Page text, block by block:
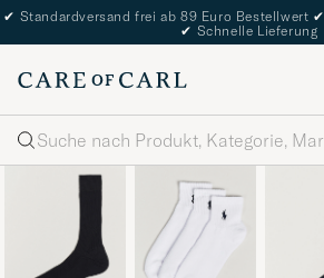
✔ Standardversand frei ab 89 Euro Bestellwert ✔
✔ Schnelle Lieferung
Suche